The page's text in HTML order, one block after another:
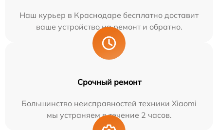
Наш курьер в Краснодаре бесплатно доставит
ваше устройство на ремонт и обратно.
Срочный ремонт
Большинство неисправностей техники Xiaomi
мы устраняем в течение 2 часов.